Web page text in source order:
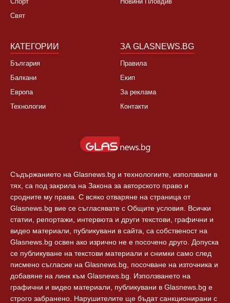
Свят
КАТЕГОРИИ
България
Балкани
Европа
Технологии
ЗА GLASNEWS.BG
Правила
Екип
За реклама
Контакти
Съдържанието на Glasnews.bg и технологиите, използвани в
тях, са под закрила на Закона за авторското право и
сродните му права. С всяко отваряне на страница от
Glasnews.bg вие се съгласявате с Общите условия. Всички
статии, репортажи, интервюта и други текстови, графични и
видео материали, публикувани в сайта, са собственост на
Glasnews.bg освен ако изрично не е посочено друго. Допуска
се публикуване на текстови материали и снимки само след
писмено съгласие на Glasnews.bg, посочване на източника и
добавяне на линк към Glasnews.bg. Използването на
графични и видео материали, публикувани в Glasnews.bg е
строго забранено. Нарушителите ще бъдат санкционирани с